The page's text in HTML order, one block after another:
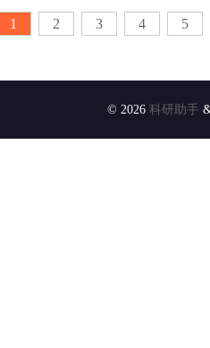
1 2 3 4 5
© 2026 科研助手